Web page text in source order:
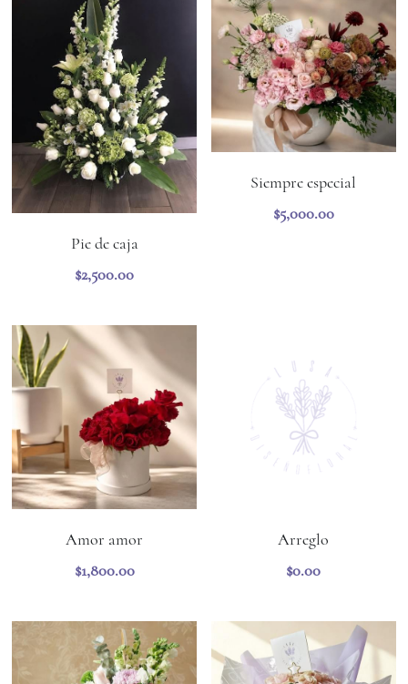
Pie de caja
$2,500.00
Siempre especial
$5,000.00
Amor amor
$1,800.00
Arreglo
$0.00
Promociones locales
Regalos más pedidos